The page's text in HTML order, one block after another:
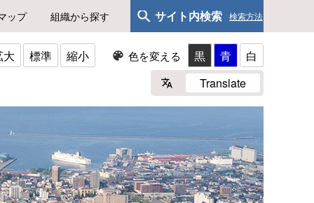
ップ 組織から探す サイト内検索 検索方法
大 標準 縮小 色を変える 黒 青
白
Translate